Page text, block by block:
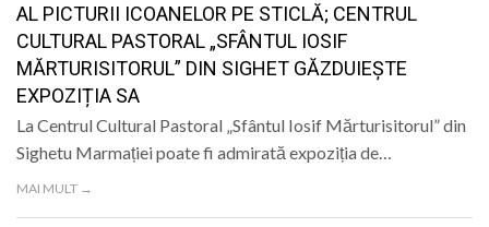
AL PICTURII ICOANELOR PE STICLĂ; CENTRUL
CULTURAL PASTORAL „SFÂNTUL IOSIF
MĂRTURISITORUL” DIN SIGHET GĂZDUIEȘTE
EXPOZIȚIA SA
La Centrul Cultural Pastoral „Sfântul Iosif Mărturisitorul” din
Sighetu Marmației poate fi admirată expoziția de…
MAI MULT →